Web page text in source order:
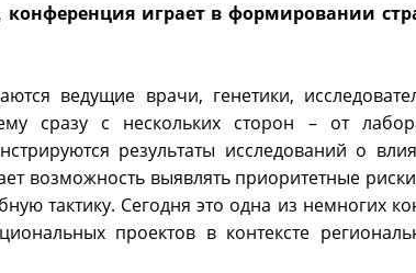
играет в формировании
ведущие врачи, генетики,
сразу с нескольких сторон – от
результаты исследований о
возможность выявлять приоритетные
тактику. Сегодня это одна из немногих
проектов в контексте